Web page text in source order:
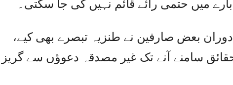
میں حتمی رائے قائم نہیں کی جا سکتی۔
بعض صارفین نے طنزیہ تبصرے بھی کیے،
سامنے آنے تک غیر مصدقہ دعوؤں سے گریز